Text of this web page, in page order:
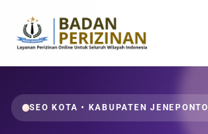
SEO KOTA • KABUPATEN JENEPONTO